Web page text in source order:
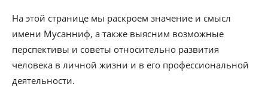
На этой странице мы раскроем значение и смысл
имени Мусанниф, а также выясним возможные
перспективы и советы относительно развития
человека в личной жизни и в его профессиональной
деятельности.